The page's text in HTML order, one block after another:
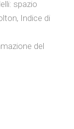
spazio
Indice di
del